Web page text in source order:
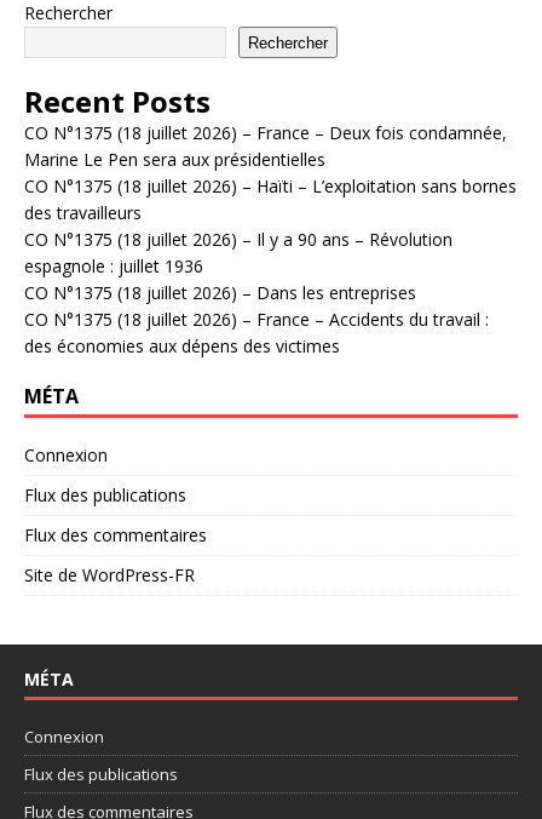
Rechercher
Rechercher
Recent Posts
CO N°1375 (18 juillet 2026) – France – Deux fois condamnée,
Marine Le Pen sera aux présidentielles
CO N°1375 (18 juillet 2026) – Haïti – L’exploitation sans bornes
des travailleurs
CO N°1375 (18 juillet 2026) – Il y a 90 ans – Révolution
espagnole : juillet 1936
CO N°1375 (18 juillet 2026) – Dans les entreprises
CO N°1375 (18 juillet 2026) – France – Accidents du travail :
des économies aux dépens des victimes
MÉTA
Connexion
Flux des publications
Flux des commentaires
Site de WordPress-FR
MÉTA
Connexion
Flux des publications
Flux des commentaires